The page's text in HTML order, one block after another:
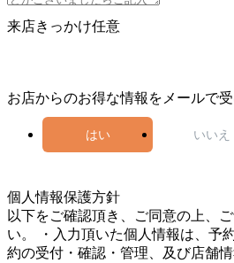
来店きっかけ任意
お店からのお得な情報をメールで
はい いいえ
個人情報保護方針
以下をご確認頂き、ご同意の上、
い。 ・入力頂いた個人情報は、予
約の受付・確認・管理、及び店舗